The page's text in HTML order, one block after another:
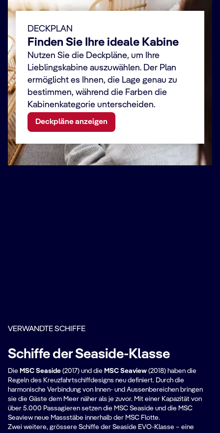
DECKPLAN
Finden Sie Ihre ideale Kabine
Nutzen Sie die Deckpläne, um Ihre
Lieblingskabine auszuwählen. Der Plan
ermöglicht es Ihnen, die Lage genau zu
bestimmen, während die Farben die
Kabinenkategorie unterscheiden.
Deckpläne anzeigen
VERWANDTE SCHIFFE
Schiffe der Seaside-Klasse
Die MSC Seaside (2017) und die MSC Seaview (2018) haben die
Regeln des Kreuzfahrtschiffdesigns neu definiert. Durch die
harmonische Verbindung von Innen- und Aussenbereichen bringen
sie die Gäste dem Meer näher als je zuvor. Mit einer Kapazität von
über 5.000 Passagieren setzen die MSC Seaside und die MSC
Seaview neue Massstäbe innerhalb der MSC Flotte.
Zwei weitere, grössere Schiffe der Seaside EVO-Klasse – eine